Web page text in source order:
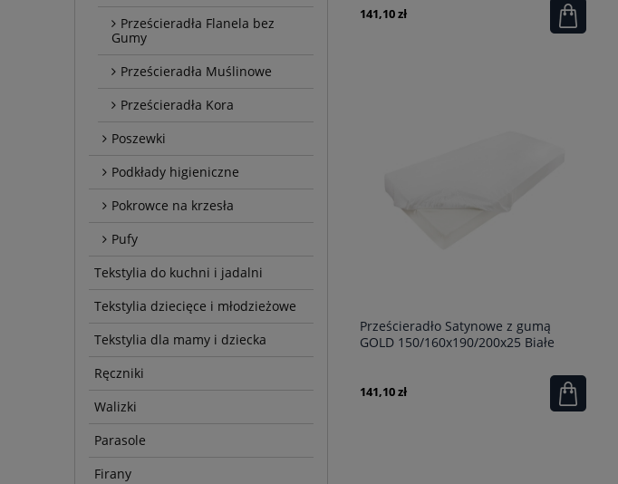
Prześcieradła Flanela bez
Gumy
Prześcieradła Muślinowe
Prześcieradła Kora
Poszewki
Podkłady higieniczne
Pokrowce na krzesła
Pufy
Tekstylia do kuchni i jadalni
Tekstylia dziecięce i młodzieżowe
Tekstylia dla mamy i dziecka
Ręczniki
Walizki
Parasole
Firany
141,10 zł
Prześcieradło Satynowe z gumą
GOLD 150/160x190/200x25 Białe
141,10 zł